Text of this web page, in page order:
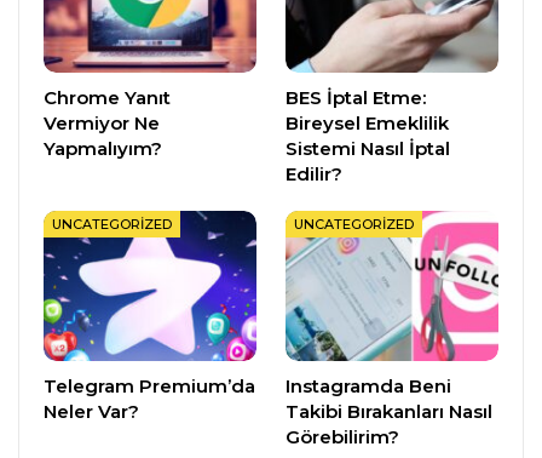
Chrome Yanıt
Vermiyor Ne
Yapmalıyım?
BES İptal Etme:
Bireysel Emeklilik
Sistemi Nasıl İptal
Edilir?
UNCATEGORIZED
Telegram Premium’da
Neler Var?
UNCATEGORIZED
Instagramda Beni
Takibi Bırakanları Nasıl
Görebilirim?